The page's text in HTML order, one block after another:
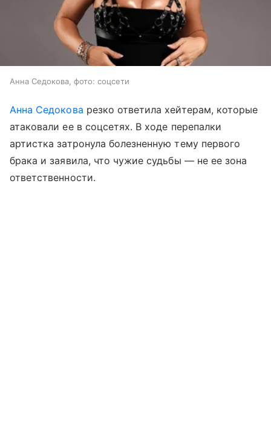
Анна Седокова, фото: соцсети
Анна Седокова резко ответила хейтерам, которые
атаковали ее в соцсетях. В ходе перепалки
артистка затронула болезненную тему первого
брака и заявила, что чужие судьбы — не ее зона
ответственности.